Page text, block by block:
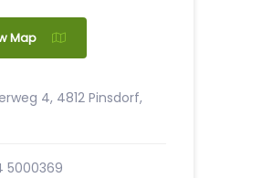
Map
4, 4812 Pinsdorf,
5000369